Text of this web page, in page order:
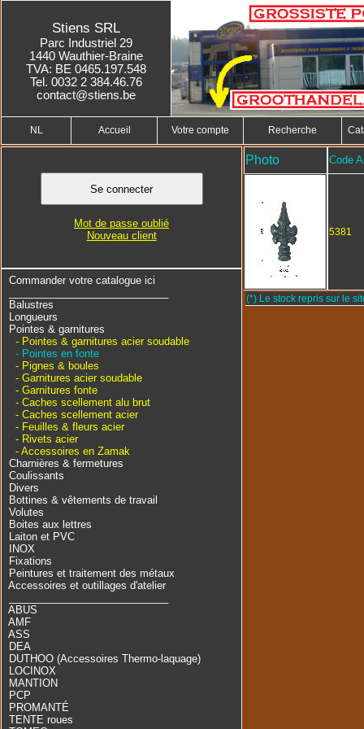
Stiens SRL
Parc Industriel 29
1440 Wauthier-Braine
TVA: BE 0465.197.548
Tel. 0032 2 384.46.76
contact@stiens.be
NL Accueil Votre compte Recherche
Commander votre catalogue ici
Balustres
Longueurs
Pointes & garnitures
- Pointes & garnitures acier soudable
- Pointes en fonte
- Pignes & boules
- Garnitures acier soudable
- Garnitures fonte
- Caches scellement alu brut
- Caches scellement acier
- Feuilles & fleurs acier
- Rivets acier
- Accessoires en Zamak
Charnières & fermetures
Coulissants
Divers
Bottines & vêtements de travail
Volutes
Boites aux lettres
Laiton et PVC
INOX
Fixations
Peintures et traitement des métaux
Accessoires et outillages d'atelier
ABUS
AMF
ASS
DEA
DUTHOO (Accessoires Thermo-laquage)
LOCINOX
MANTION
PCP
PROMANTÉ
TENTE roues
Mot de passe oublié
Nouveau client
Photo Code
5381
(*) Le stock repris sur le